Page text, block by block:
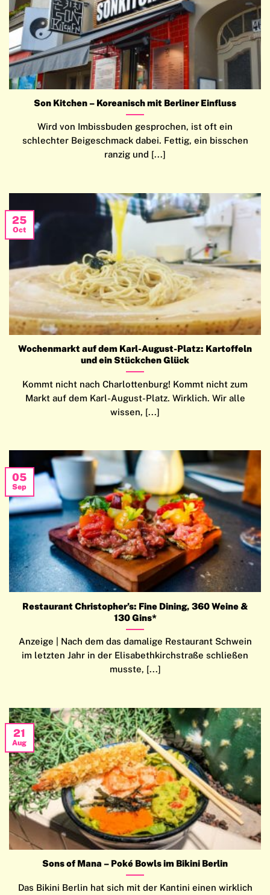
Son Kitchen – Koreanisch mit Berliner Einfluss
Wird von Imbissbuden gesprochen, ist oft ein
schlechter Beigeschmack dabei. Fettig, ein bisschen
ranzig und [...]
Wochenmarkt auf dem Karl-August-Platz: Kartoffeln
und ein Stückchen Glück
Kommt nicht nach Charlottenburg! Kommt nicht zum
Markt auf dem Karl-August-Platz. Wirklich. Wir alle
wissen, [...]
25
Oct
Restaurant Christopher’s: Fine Dining, 360 Weine &
130 Gins*
Anzeige | Nach dem das damalige Restaurant Schwein
im letzten Jahr in der Elisabethkirchstraße schließen
musste, [...]
05
Sep
Sons of Mana – Poké Bowls im Bikini Berlin
Das Bikini Berlin hat sich mit der Kantini einen wirklich
21
Aug